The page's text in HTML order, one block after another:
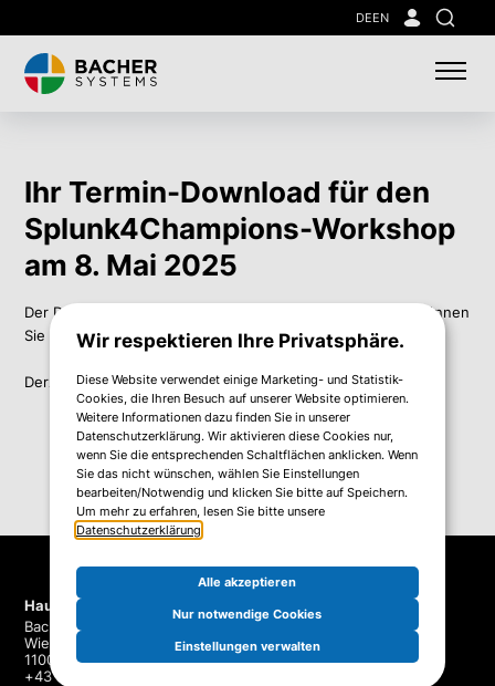
to
main
content
DEEN
Suche
Ihr Termin-Download für den
Splunk4Champions-Workshop
am 8. Mai 2025
Der Download startet in wenigen Sekunden - falls nicht, können
Sie das File auch hier herunterladen:
Derzeit ist keine Datei zum Download verfügbar.
Wir respektieren Ihre Privatsphäre.
Diese Website verwendet einige Marketing- und Statistik-
Cookies, die Ihren Besuch auf unserer Website optimieren.
Weitere Informationen dazu finden Sie in unserer
Datenschutzerklärung. Wir aktivieren diese Cookies nur,
wenn Sie die entsprechenden Schaltflächen anklicken. Wenn
Sie das nicht wünschen, wählen Sie Einstellungen
bearbeiten/Notwendig und klicken Sie bitte auf Speichern.
Um mehr zu erfahren, lesen Sie bitte unsere
Datenschutzerklärung.
Alle akzeptieren
Nur notwendige Cookies
Einstellungen verwalten
Hauptsitz Österreich
Bacher Systems EDV GmbH
Wienerbergstraße 11/B9
1100 Wien
+43 1 60 126-0